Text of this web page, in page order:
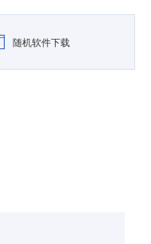
随机软件下载